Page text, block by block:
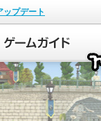
ップデート